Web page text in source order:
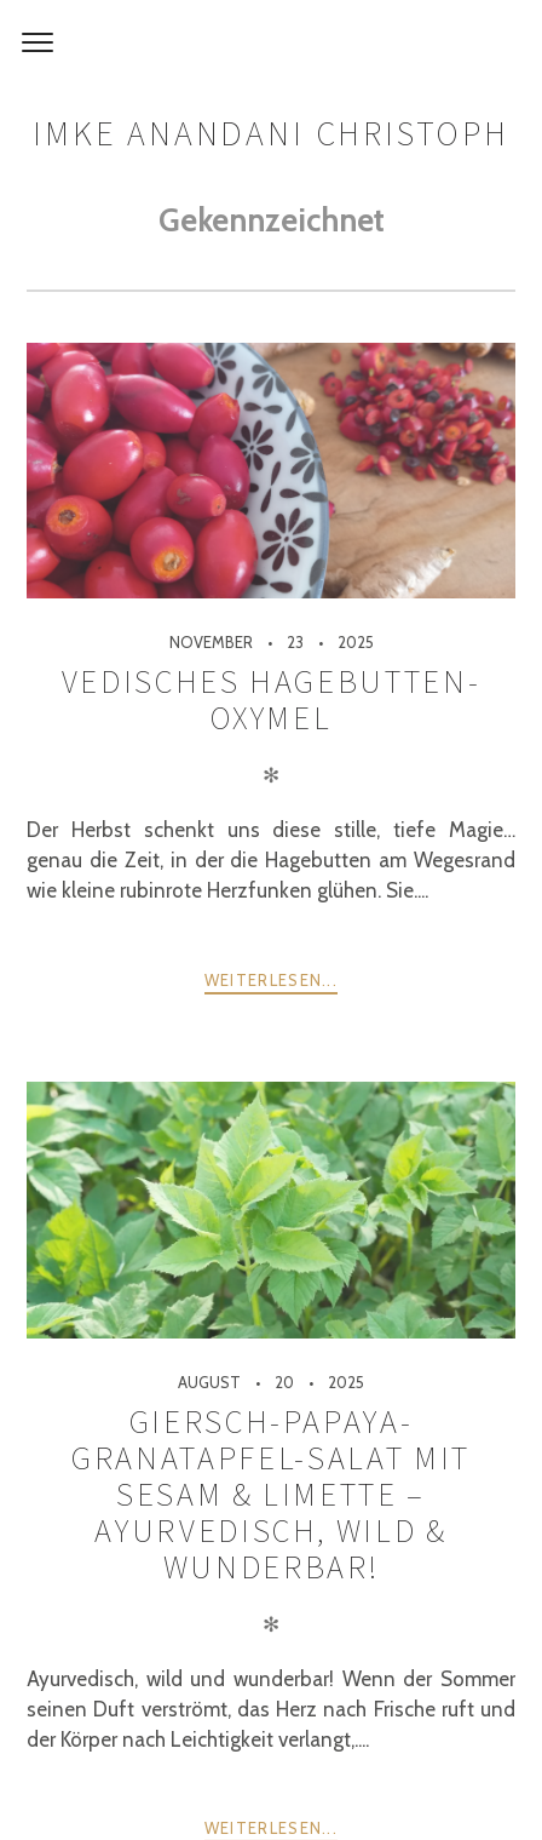
IMKE ANANDANI CHRISTOPH
Gekennzeichnet
NOVEMBER 23 2025
VEDISCHES HAGEBUTTEN-
OXYMEL
✻
Der Herbst schenkt uns diese stille, tiefe Magie…
genau die Zeit, in der die Hagebutten am Wegesrand
wie kleine rubinrote Herzfunken glühen. Sie....
WEITERLESEN...
AUGUST 20 2025
GIERSCH-PAPAYA-
GRANATAPFEL-SALAT MIT
SESAM & LIMETTE –
AYURVEDISCH, WILD &
WUNDERBAR!
✻
Ayurvedisch, wild und wunderbar! Wenn der Sommer
seinen Duft verströmt, das Herz nach Frische ruft und
der Körper nach Leichtigkeit verlangt,....
WEITERLESEN...